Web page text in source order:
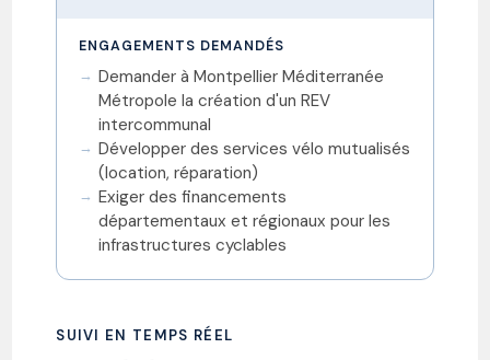
ENGAGEMENTS DEMANDÉS
Demander à Montpellier Méditerranée
Métropole la création d'un REV
intercommunal
Développer des services vélo mutualisés
(location, réparation)
Exiger des financements
départementaux et régionaux pour les
infrastructures cyclables
SUIVI EN TEMPS RÉEL